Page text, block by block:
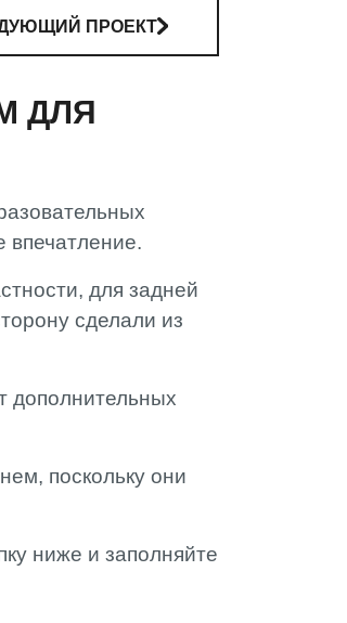
ПРОЕКТ
ДЛЯ
впечатление.
для задней
сделали из
дополнительных
поскольку они
ниже и заполняйте